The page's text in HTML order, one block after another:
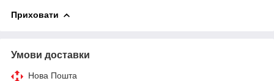
Приховати
Умови доставки
Нова Пошта